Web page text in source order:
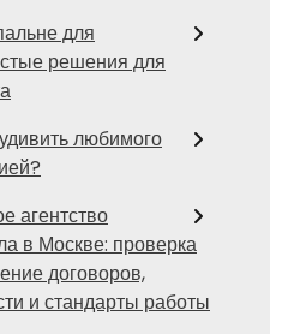
для
решения для
любимого
агентство
в Москве: проверка
договоров,
и стандарты работы